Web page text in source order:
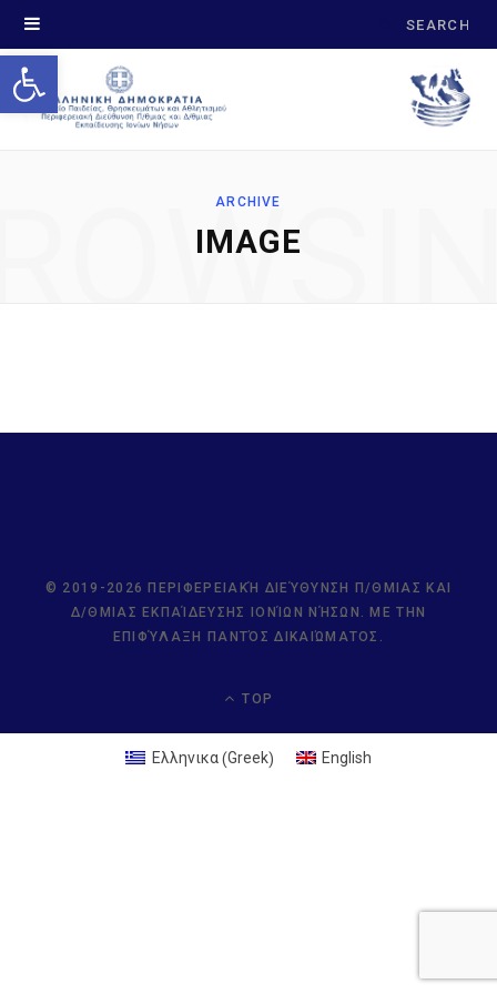
Open toolbar
Search
ARCHIVE
IMAGE
© 2019-2026 ΠΕΡΙΦΕΡΕΙΑΚΉ ΔΙΕΎΘΥΝΣΗ Π/ΘΜΙΑΣ ΚΑΙ
Δ/ΘΜΙΑΣ ΕΚΠΑΊΔΕΥΣΗΣ ΙΟΝΊΩΝ ΝΉΣΩΝ. ΜΕ ΤΗΝ
ΕΠΙΦΎΛΑΞΗ ΠΑΝΤΌΣ ΔΙΚΑΙΏΜΑΤΟΣ.
TOP
Ελληνικα(Greek) English